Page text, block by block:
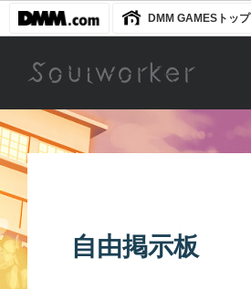
DMM GAMESトップ
自由掲示板